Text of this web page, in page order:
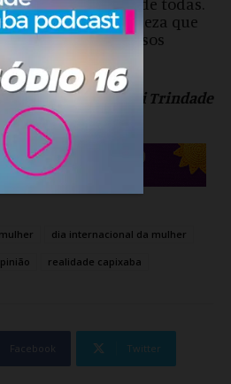
com a mesma sutileza que
vamos cobrar nossos
Por Joseani Trindade
dia internacional da mulher
realidade capixaba
Facebook Twitter